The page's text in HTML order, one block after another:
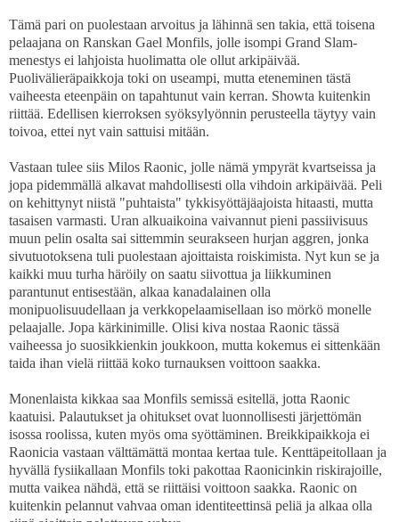
Tämä pari on puolestaan arvoitus ja lähinnä sen takia, että toisena
pelaajana on Ranskan Gael Monfils, jolle isompi Grand Slam-
menestys ei lahjoista huolimatta ole ollut arkipäivää.
Puolivälieräpaikkoja toki on useampi, mutta eteneminen tästä
vaiheesta eteenpäin on tapahtunut vain kerran. Showta kuitenkin
riittää. Edellisen kierroksen syöksylyönnin perusteella täytyy vain
toivoa, ettei nyt vain sattuisi mitään.
Vastaan tulee siis Milos Raonic, jolle nämä ympyrät kvartseissa ja
jopa pidemmällä alkavat mahdollisesti olla vihdoin arkipäivää. Peli
on kehittynyt niistä "puhtaista" tykkisyöttäjäajoista hitaasti, mutta
tasaisen varmasti. Uran alkuaikoina vaivannut pieni passiivisuus
muun pelin osalta sai sittemmin seurakseen hurjan aggren, jonka
sivutuotoksena tuli puolestaan ajoittaista roiskimista. Nyt kun se ja
kaikki muu turha häröily on saatu siivottua ja liikkuminen
parantunut entisestään, alkaa kanadalainen olla
monipuolisuudellaan ja verkkopelaamisellaan iso mörkö monelle
pelaajalle. Jopa kärkinimille. Olisi kiva nostaa Raonic tässä
vaiheessa jo suosikkienkin joukkoon, mutta kokemus ei sittenkään
taida ihan vielä riittää koko turnauksen voittoon saakka.
Monenlaista kikkaa saa Monfils semissä esitellä, jotta Raonic
kaatuisi. Palautukset ja ohitukset ovat luonnollisesti järjettömän
isossa roolissa, kuten myös oma syöttäminen. Breikkipaikkoja ei
Raonicia vastaan välttämättä montaa kertaa tule. Kenttäpeitollaan ja
hyvällä fysiikallaan Monfils toki pakottaa Raonicinkin riskirajoille,
mutta vaikea nähdä, että se riittäisi voittoon saakka. Raonic on
kuitenkin pelannut vahvaa oman identiteettinsä peliä ja alkaa olla